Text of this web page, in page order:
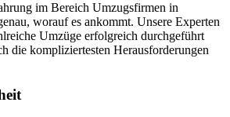
im Bereich Umzugsfirmen in
worauf es ankommt. Unsere Experten
Umzüge erfolgreich durchgeführt
die kompliziertesten Herausforderungen